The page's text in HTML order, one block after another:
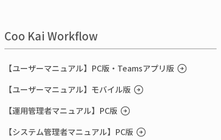
Coo Kai Workflow
【ユーザーマニュアル】PC版・Teamsアプリ版
【ユーザーマニュアル】モバイル版
【運用管理者マニュアル】PC版
【システム管理者マニュアル】PC版